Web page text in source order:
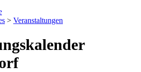
> Veranstaltungen